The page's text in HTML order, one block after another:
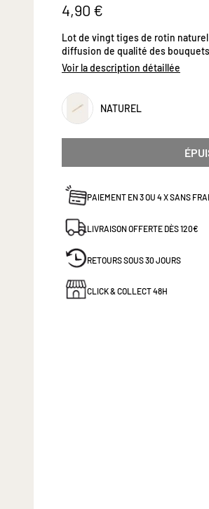
4,90 €
Lot de vingt tiges de rotin
diffusion de qualité des
Voir la description détaillée
NATUREL
PAIEMENT EN 3 OU 4 X SANS
LIVRAISON OFFERTE DÈS 120€
RETOURS SOUS 30 JOURS
CLICK & COLLECT 48H